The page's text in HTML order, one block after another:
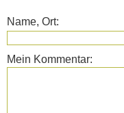
Name, Ort:
Mein Kommentar: